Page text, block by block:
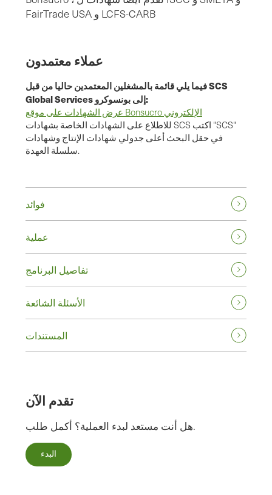
FairTrade USA و LCFS-CARB
عملاء معتمدون
فيما يلي قائمة بالمشغلين المعتمدين حاليا من قبل SCS
Global Services إلى بونسوكرو:
عرض الشهادات على موقع Bonsucro الإلكتروني
للاطلاع على الشهادات الخاصة بشهادات SCS اكتب "SCS"
في حقل البحث أعلى جدولي شهادات الإنتاج وشهادات
سلسلة العهدة.
فوائد
عملية
تفاصيل البرنامج
الأسئلة الشائعة
المستندات
تقدم الآن
هل أنت مستعد لبدء العملية؟ أكمل طلب.
البدء